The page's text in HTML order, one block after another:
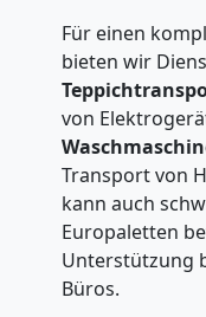
Für einen
bieten wir
von
Transport von
kann auch
Europaletten
Unterstützung
Büros.